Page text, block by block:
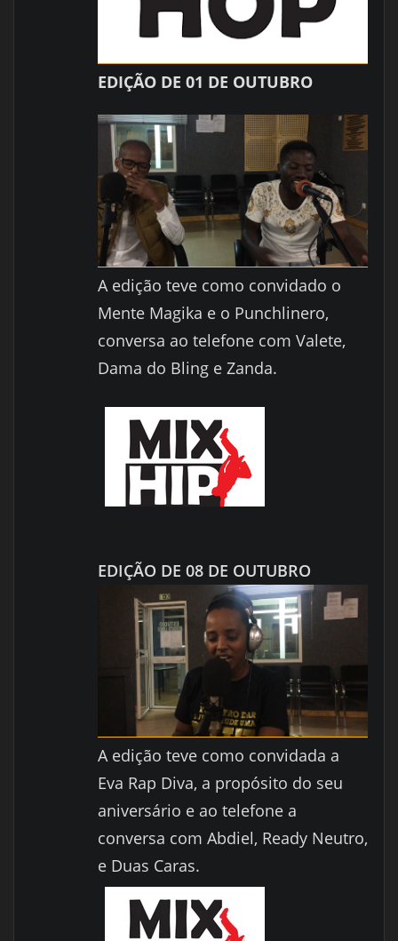
EDIÇÃO DE 01 DE OUTUBRO
A edição teve como convidado o
Mente Magika e o Punchlinero,
conversa ao telefone com Valete,
Dama do Bling e Zanda.
EDIÇÃO DE 08 DE OUTUBRO
A edição teve como convidada a
Eva Rap Diva, a propósito do seu
aniversário e ao telefone a
conversa com Abdiel, Ready Neutro,
e Duas Caras.